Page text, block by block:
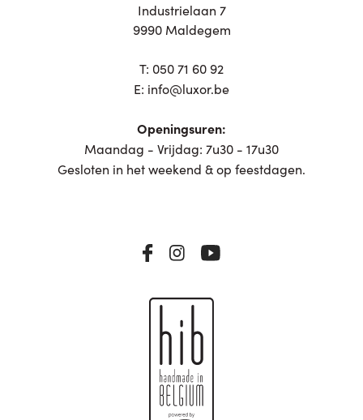
Industrielaan 7
9990 Maldegem
T: 050 71 60 92
E: info@luxor.be
Openingsuren:
Maandag - Vrijdag: 7u30 - 17u30
Gesloten in het weekend & op feestdagen.